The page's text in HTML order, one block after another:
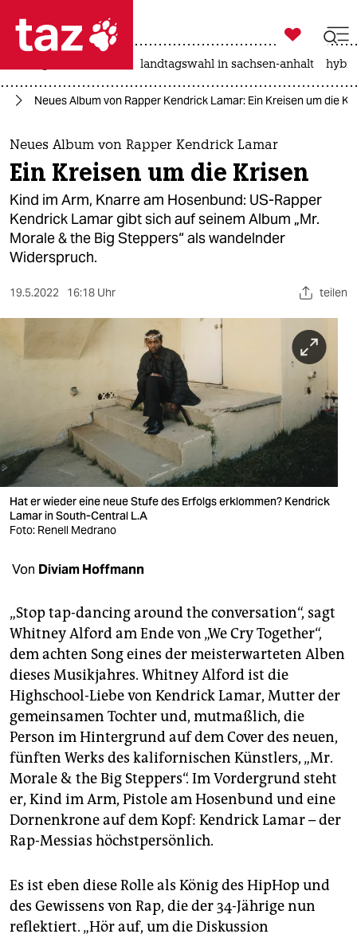
 taz zahl ich
taz zahl ich
themen
politik
öko
gesellschaft
kultur
sport
berlin
wahrheit
verlag
verlag
veranstaltungen
unterstützen
abo
genossenschaft
epaper login

taz zahl ich
landtagswahl in sachsen-anhalt
Neues Album von Rapper Kendrick Lamar: Ein Kreisen um die
Neues Album von Rapper Kendrick Lamar
Ein Kreisen um die Krisen
Kind im Arm, Knarre am Hosenbund: US-Rapper
Kendrick Lamar gibt sich auf seinem Album „Mr.
Morale & the Big Steppers“ als wandelnder
Widerspruch.
19.5.2022 16:18 Uhr teilen
Hat er wieder eine neue Stufe des Erfolgs erklommen? Kendrick
Lamar in South-Central L.A
Foto: Renell Medrano
Von Diviam Hoffmann
„Stop tap-dancing around the conversation“, sagt
Whitney Alford am Ende von „We Cry Together“,
dem achten Song eines der meist­erwarteten Alben
dieses Musik­jahres. Whitney Alford ist die
Highschool-Liebe von Kendrick Lamar, Mutter der
gemeinsamen Tochter und, mutmaßlich, die
Person im Hintergrund auf dem Cover des neuen,
fünften Werks des kalifornischen Künstlers, „Mr.
Morale & the Big Steppers“. Im Vordergrund steht
er, Kind im Arm, Pistole am Hosenbund und eine
Dornenkrone auf dem Kopf: Kendrick Lamar – der
Rap-Messias höchstpersönlich.
Es ist eben diese Rolle als König des HipHop und
des Gewissens von Rap, die der 34-Jährige nun
reflektiert. „Hör auf, um die Diskussion